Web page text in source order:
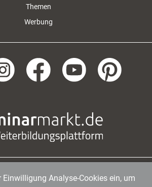
Themen
Werbung
Verlags GmbH | Endenicher Str. 41
|
Einwilligung Analyse-Cookies ein, um